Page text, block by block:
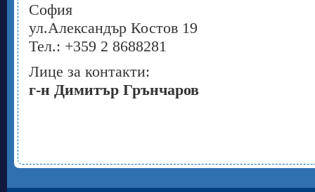
София
ул.Александър Костов 19
Тел.: +359 2 8688281
Лице за контакти:
г-н Димитър Грънчаров